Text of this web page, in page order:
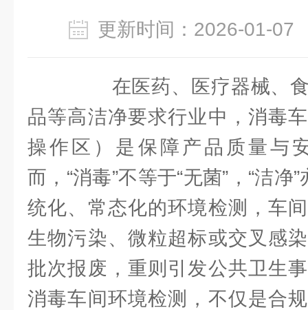
更新时间：2026-01-
在医药、医疗器械、食
品等高洁净要求行业中，消毒
操作区）是保障产品质量与
而，“消毒”不等于“无菌”，“洁净
统化、常态化的环境检测，车
生物污染、微粒超标或交叉感
批次报废，重则引发公共卫生
消毒车间环境检测，不仅是合